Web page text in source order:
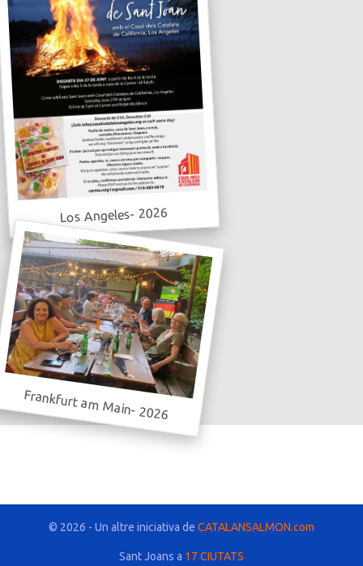
Los Angeles- 2026
Frankfurt am Main- 2026
© 2026 - Un altre iniciativa de CATALANSALMON.com
Sant Joans a 17 CIUTATS